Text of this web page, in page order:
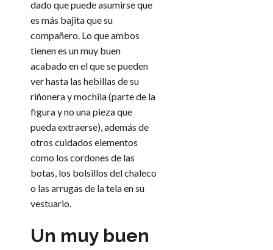
dado que puede asumirse que
es más bajita que su
compañero. Lo que ambos
tienen es un muy buen
acabado en el que se pueden
ver hasta las hebillas de su
riñonera y mochila (parte de la
figura y no una pieza que
pueda extraerse), además de
otros cuidados elementos
como los cordones de las
botas, los bolsillos del chaleco
o las arrugas de la tela en su
vestuario.
Un muy buen